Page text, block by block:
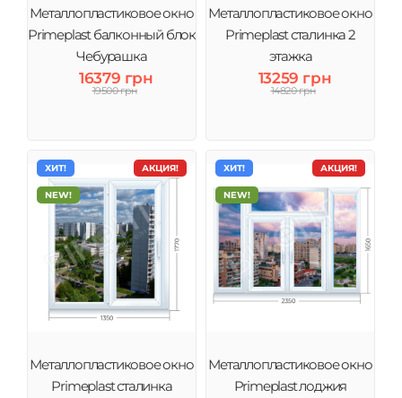
Металлопластиковое окно
Primeplast балконный блок
Чебурашка
16379 грн
19500 грн
Металлопластиковое окно
Primeplast сталинка 2
этажка
13259 грн
14820 грн
АКЦИЯ!
ХИТ!
NEW!
Металлопластиковое окно
Primeplast сталинка
АКЦИЯ!
ХИТ!
NEW!
Металлопластиковое окно
Primeplast лоджия